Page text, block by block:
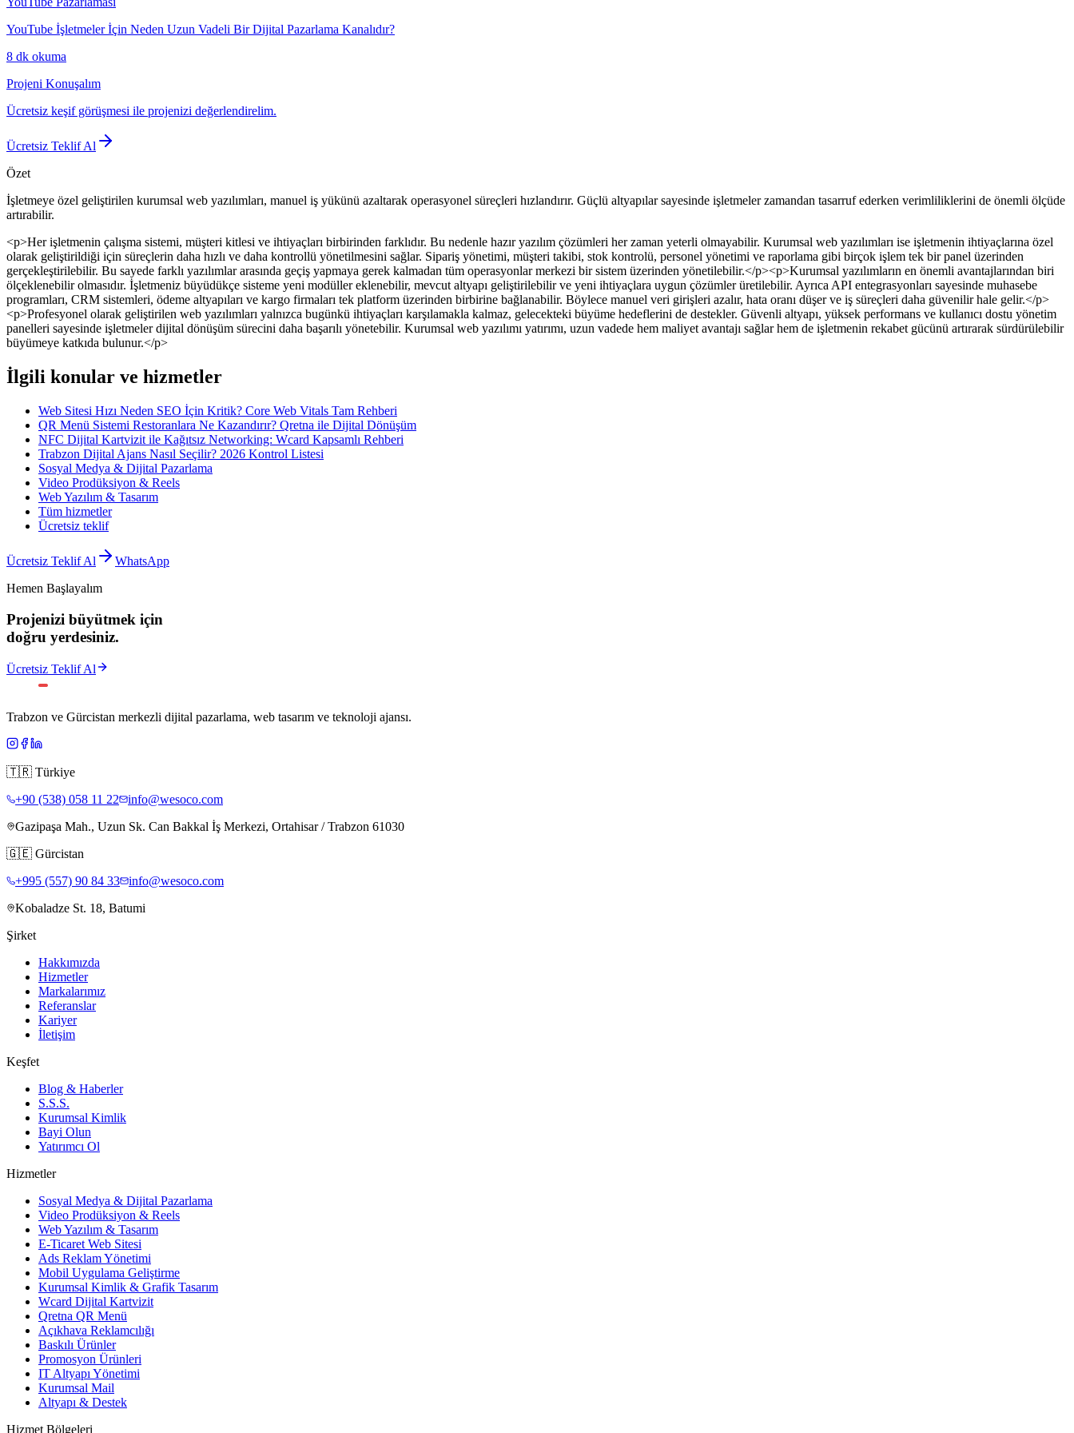
YouTube İşletmeler İçin Neden Uzun Vadeli Bir Dijital Pazarlama Kanalıdır?
8 dk okuma
Projeni Konuşalım
Ücretsiz keşif görüşmesi ile projenizi değerlendirelim.
Ücretsiz Teklif Al
Özet
İşletmeye özel geliştirilen kurumsal web yazılımları, manuel iş yükünü azaltarak operasyonel süreçleri hızlandırır. Güçlü altyapılar sayesinde işletmeler zamandan tasarruf ederken verimliliklerini de önemli ölçüde
artırabilir.
<p>Her işletmenin çalışma sistemi, müşteri kitlesi ve ihtiyaçları birbirinden farklıdır. Bu nedenle hazır yazılım çözümleri her zaman yeterli olmayabilir. Kurumsal web yazılımları ise işletmenin ihtiyaçlarına özel
olarak geliştirildiği için süreçlerin daha hızlı ve daha kontrollü yönetilmesini sağlar. Sipariş yönetimi, müşteri takibi, stok kontrolü, personel yönetimi ve raporlama gibi birçok işlem tek bir panel üzerinden
gerçekleştirilebilir. Bu sayede farklı yazılımlar arasında geçiş yapmaya gerek kalmadan tüm operasyonlar merkezi bir sistem üzerinden yönetilebilir.</p><p>Kurumsal yazılımların en önemli avantajlarından biri
ölçeklenebilir olmasıdır. İşletmeniz büyüdükçe sisteme yeni modüller eklenebilir, mevcut altyapı geliştirilebilir ve yeni ihtiyaçlara uygun çözümler üretilebilir. Ayrıca API entegrasyonları sayesinde muhasebe
programları, CRM sistemleri, ödeme altyapıları ve kargo firmaları tek platform üzerinden birbirine bağlanabilir. Böylece manuel veri girişleri azalır, hata oranı düşer ve iş süreçleri daha güvenilir hale gelir.</p>
<p>Profesyonel olarak geliştirilen web yazılımları yalnızca bugünkü ihtiyaçları karşılamakla kalmaz, gelecekteki büyüme hedeflerini de destekler. Güvenli altyapı, yüksek performans ve kullanıcı dostu yönetim
panelleri sayesinde işletmeler dijital dönüşüm sürecini daha başarılı yönetebilir. Kurumsal web yazılımı yatırımı, uzun vadede hem maliyet avantajı sağlar hem de işletmenin rekabet gücünü artırarak sürdürülebilir
büyümeye katkıda bulunur.</p>
İlgili konular ve hizmetler
Web Sitesi Hızı Neden SEO İçin Kritik? Core Web Vitals Tam Rehberi
QR Menü Sistemi Restoranlara Ne Kazandırır? Qretna ile Dijital Dönüşüm
NFC Dijital Kartvizit ile Kağıtsız Networking: Wcard Kapsamlı Rehberi
Trabzon Dijital Ajans Nasıl Seçilir? 2026 Kontrol Listesi
Sosyal Medya & Dijital Pazarlama
Video Prodüksiyon & Reels
Web Yazılım & Tasarım
Tüm hizmetler
Ücretsiz teklif
Ücretsiz Teklif Al
WhatsApp
Hemen Başlayalım
Projenizi büyütmek için
doğru yerdesiniz.
Ücretsiz Teklif Al
Trabzon ve Gürcistan merkezli dijital pazarlama, web tasarım ve teknoloji ajansı.
🇹🇷 Türkiye
+90 (538) 058 11 22
info@wesoco.com
Gazipaşa Mah., Uzun Sk. Can Bakkal İş Merkezi, Ortahisar / Trabzon 61030
🇬🇪 Gürcistan
+995 (557) 90 84 33
info@wesoco.com
Kobaladze St. 18, Batumi
Şirket
Hakkımızda
Hizmetler
Markalarımız
Referanslar
Kariyer
İletişim
Keşfet
Blog & Haberler
S.S.S.
Kurumsal Kimlik
Bayi Olun
Yatırımcı Ol
Hizmetler
Sosyal Medya & Dijital Pazarlama
Video Prodüksiyon & Reels
Web Yazılım & Tasarım
E-Ticaret Web Sitesi
Ads Reklam Yönetimi
Mobil Uygulama Geliştirme
Kurumsal Kimlik & Grafik Tasarım
Wcard Dijital Kartvizit
Qretna QR Menü
Açıkhava Reklamcılığı
Baskılı Ürünler
Promosyon Ürünleri
IT Altyapı Yönetimi
Kurumsal Mail
Altyapı & Destek
Hizmet Bölgeleri